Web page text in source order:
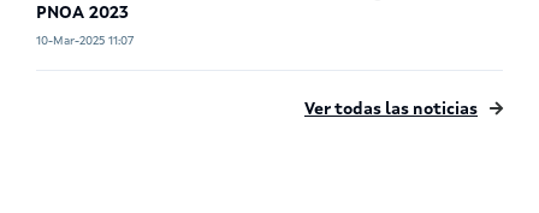
PNOA 2023
10-Mar-2025 11:07
Ver todas las noticias